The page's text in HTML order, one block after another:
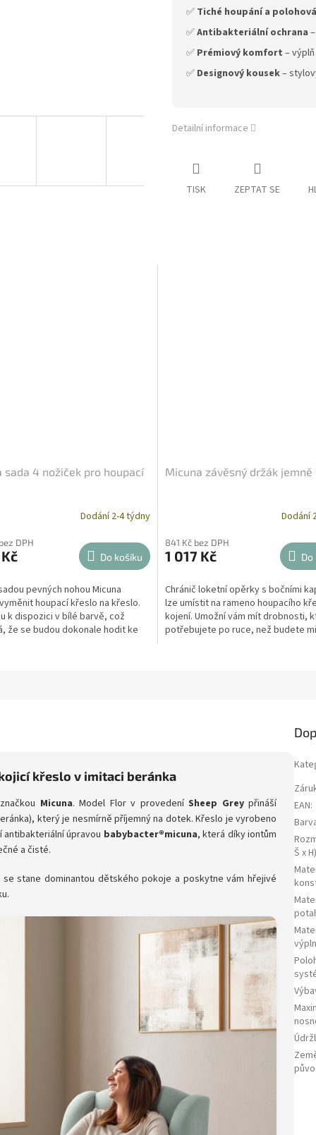
✅ Tiché houpání a
✅Antibakteriální ochrana
✅ Prémiový komfort –
✅ Designový kousek–
Detailní informace
TISK ZEPTAT SE
sada 4 nožiček pro houpací
Dodání 2-4 týdny
DPH
Do košíku
pevných nohou Micuna
houpací křeslo na křeslo.
k dispozici v bílé barvě, což
že se budou dokonale hodit ke
Micuna závěsný držák jemně
Dodání
841 Kč bez DPH
1 017 Kč Do
Chránič loketní opěrky s bočními
lze umístit na rameno houpacího
kojení. Umožní vám mít drobnosti,
potřebujete po ruce, než budete
křeslo v imitaci beránka
Micuna. Model Flor v provedeníSheep Greypřináší
který je nesmírně příjemný na dotek. Křeslo je vyrobeno
úpravou babybacter®micuna, která díky iontům
a čisté.
stane dominantou dětského pokoje a poskytne vám hřejivé
EAN:
Š x